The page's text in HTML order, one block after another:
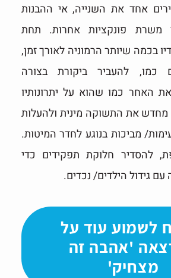
אחד את השנייה, אי ההבנות
משרת פונקציות אחרות. תחת
בכמה שיותר הרמוניה לאורך זמן,
כמו, להעביר ביקורת בצורה
האחר כמו שהוא על יתרונותיו
מחדש את התשוקה מינית ולהעלות
מביכות בנוגע לחדר המיטות.
להסדיר חלוקת תפקידים כדי
גידול הילדים/ נכדים.
לשמוע עוד על
'אהבה זה
מצחיק'